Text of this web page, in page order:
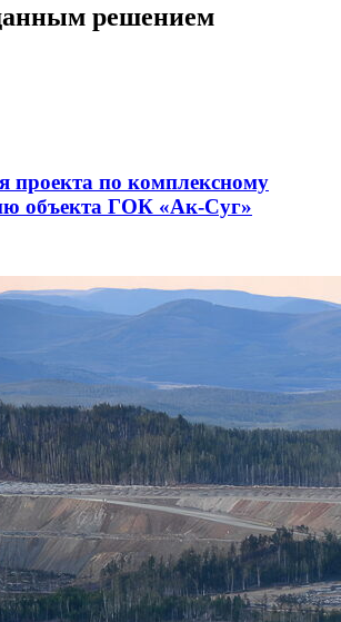
решением
проекта по комплексному
объекта ГОК «Ак-Суг»